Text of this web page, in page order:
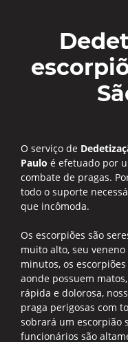
O serviço de
Paulo é efetuado por
combate de pragas.
todo o suporte
que incômoda.
Os escorpiões são
muito alto, seu
minutos, os
aonde possuem
rápida e dolorosa,
praga perigosas com
sobrará um escorpião
funcionários são